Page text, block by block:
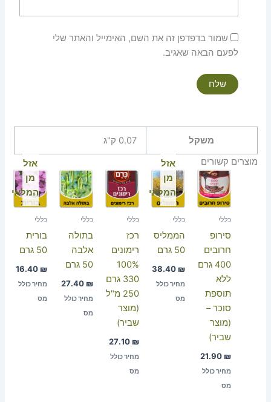
שמור בדפדפן זה את השם, האימייל והאתר שלי
לפעם הבאה שאגיב.
משקל
0.07 ק"ג
מוצרים קשורים
כללי
סירופ
חרובים
400 גרם
ללא
תוספת
סוכר –
(מוצר
שביר)
21.90 ₪
מחיר כולל
מס
אזל
מן
המלאי
כללי
הממליס
50 גרם
38.40 ₪
מחיר כולל
מס
כללי
רכז
רימונים
100%
330 גרם
250 מ"ל
(מוצר
שביר)
27.10 ₪
מחיר כולל
מס
כללי
בתולה
אלבה
50 גרם
27.40 ₪
מחיר כולל
מס
אזל
מן
המלאי
כללי
בורית
50 גרם
16.40 ₪
מחיר כולל
מס